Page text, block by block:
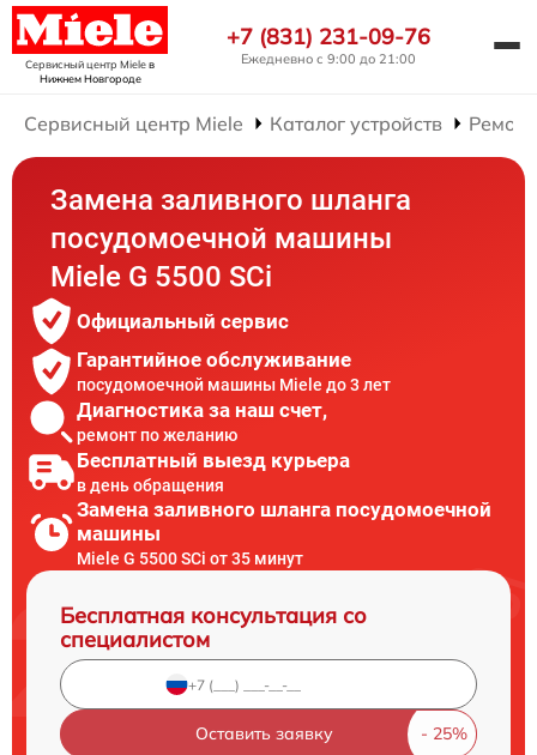
Сервисный центр Mieleв
Нижнем Новгороде
+7 (831) 231-09-76
Ежедневно с 9:00 до 21:00
Сервисный центр Miele Каталог устройств
Замена заливного шланга
посудомоечной машины
Miele G 5500 SCi
Официальный сервис
Гарантийное обслуживание
посудомоечной машины Miele до 3 лет
Диагностика за наш счет,
ремонт по желанию
Бесплатный выезд курьера
в день обращения
Замена заливного шланга посудомоечной
машины
Miele G 5500 SCi от 35 минут
Бесплатная консультация со
специалистом
Оставить заявку